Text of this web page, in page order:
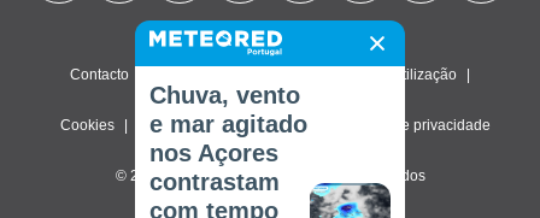
Contacto Termos de utilização
Cookies Política de privacidade Definições de privacidade
© 2026 Meteored. Todos os direitos reservados
Chuva, vento
e mar agitado
nos Açores
contrastam
com tempo